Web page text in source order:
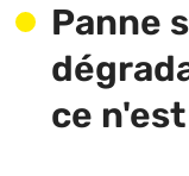
Panne
ce